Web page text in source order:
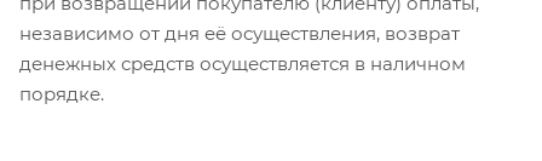
независимо от дня её осуществления, возврат
денежных средств осуществляется в наличном
порядке.